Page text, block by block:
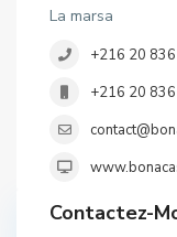
La marsa
+216 20
+216 20
Contactez-